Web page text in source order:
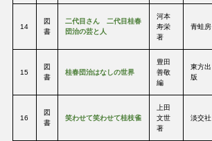
14
図
書
二代目さん 二代目桂春
団治の芸と人
河本
寿栄
著
青蛙房
15
図
書
桂春団治はなしの世界
豊田
善敬
編
東方出
版
16
図
書
笑わせて笑わせて桂枝雀
上田
文世
著
淡交社